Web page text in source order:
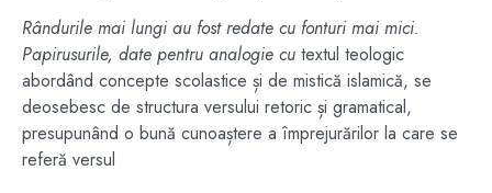
Rândurile mai lungi au fost redate cu fonturi mai mici.
Papirusurile, date pentru analogie cu textul teologic
abordând concepte scolastice și de mistică islamică, se
deosebesc de structura versului retoric și gramatical,
presupunând o bună cunoaștere a împrejurărilor la care se
referă versul